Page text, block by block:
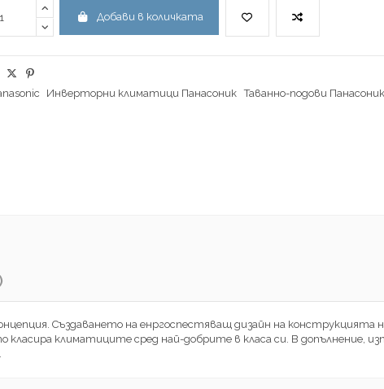
Добави в количката
Инверторни климатици Панасоник Таванно-подови Панасоник
Създаването на енргоспестяващ дизайн на
класира климатиците сред най-добрите в класа си. В допълнение,